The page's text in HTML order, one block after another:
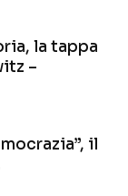
la tappa
–
il